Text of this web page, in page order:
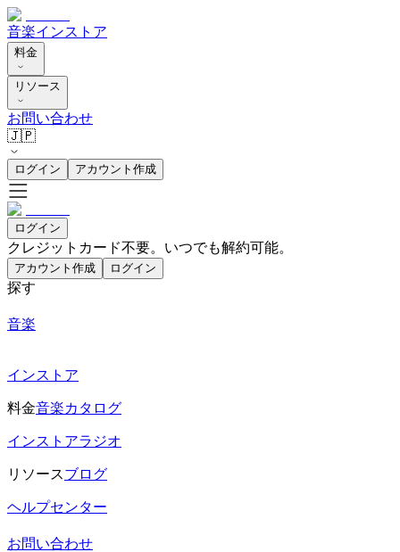
音楽インストア
料金
リソース
お問い合わせ
🇯🇵
ログイン アカウント作成
ログイン
クレジットカード不要。いつでも解約可能。
アカウント作成 ログイン
探す
音楽
インストア
料金音楽カタログ
インストアラジオ
リソースブログ
ヘルプセンター
お問い合わせ